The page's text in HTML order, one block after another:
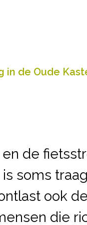
in de Oude
de
soms
ook de
die